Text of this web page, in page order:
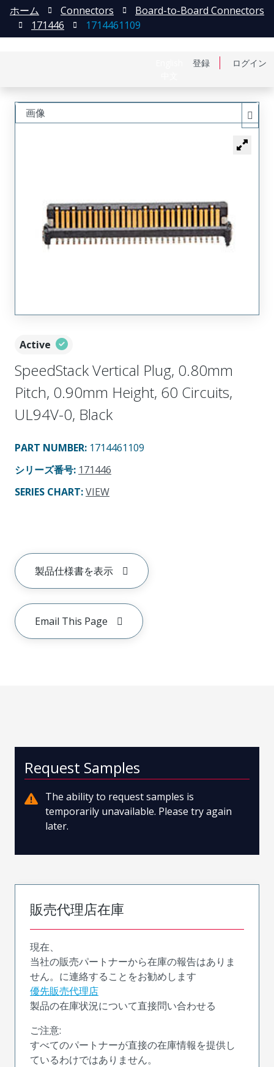
登録 ログイン
ホーム Connectors
Board-to-Board Connectors
171446
1714461109
Active
SpeedStack Vertical Plug, 0.80mm
Pitch, 0.90mm Height, 60 Circuits,
UL94V-0, Black
PART NUMBER: 1714461109
シリーズ番号: 171446
SERIES CHART:VIEW
製品仕様書を表示
Email This Page
画像
Request Samples
The ability to request samples is
temporarily unavailable. Please try again
later.
販売代理店在庫
現在、
当社の販売パートナーから在庫の報告はありま
せん。に連絡することをお勧めします
優先販売代理店
製品の在庫状況について直接問い合わせる
ご注意:
すべてのパートナーが直接の在庫情報を提供し
ているわけではありません。